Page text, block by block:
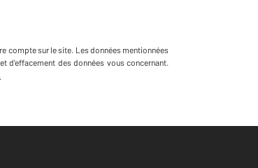
compte sur le site. Les données mentionnées
d'effacement des données vous concernant.